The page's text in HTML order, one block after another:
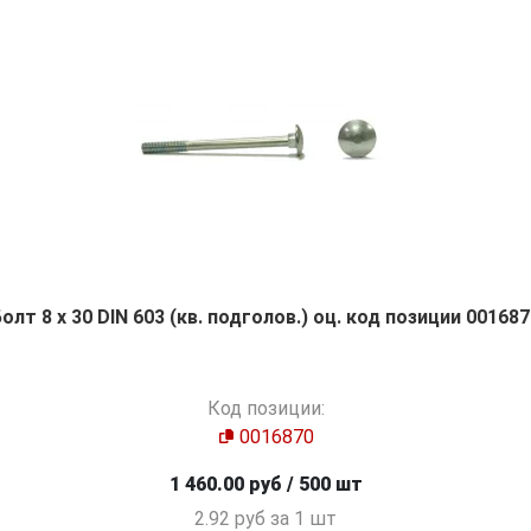
8 х 30 DIN 603 (кв. подголов.) оц. код позиции
Код позиции:
0016870
1 460.00 руб / 500 шт
2.92 руб за 1 шт